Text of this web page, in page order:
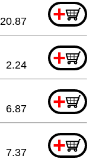
+
20.87
+
2.24
+
6.87
+
7.37